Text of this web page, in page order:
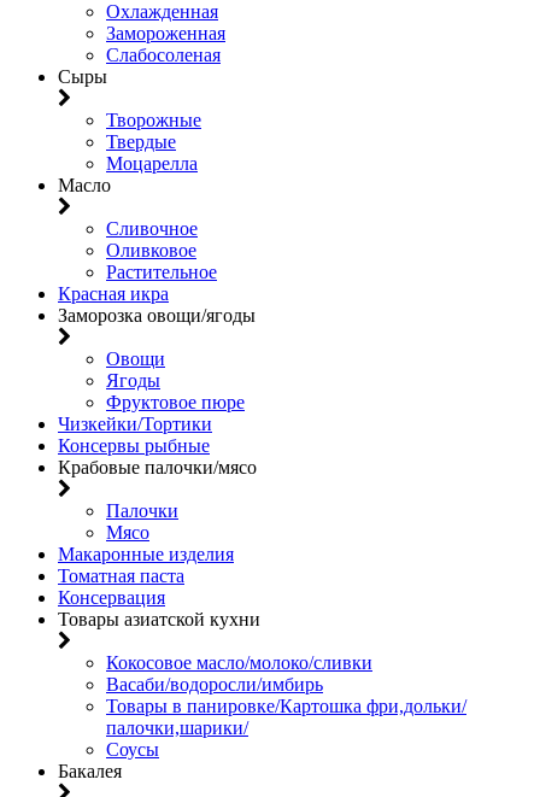
Охлажденная
Замороженная
Слабосоленая
Сыры
Творожные
Твердые
Моцарелла
Масло
Сливочное
Оливковое
Растительное
Красная икра
Заморозка овощи/ягоды
Овощи
Ягоды
Фруктовое пюре
Чизкейки/Тортики
Консервы рыбные
Крабовые палочки/мясо
Палочки
Мясо
Макаронные изделия
Томатная паста
Консервация
Товары азиатской кухни
Кокосовое масло/молоко/сливки
Васаби/водоросли/имбирь
Товары в панировке/Картошка фри,дольки/
палочки,шарики/
Соусы
Бакалея